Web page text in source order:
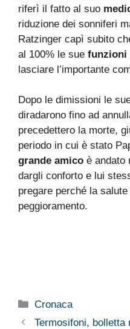
riferì il fatto al suo m
riduzione dei sonniferi
Ratzinger capì subito
al 100% le sue funzioni
lasciare l’importante
Dopo le dimissioni le
diradarono fino ad
precedettero la morte,
periodo in cui è stato
grande amico è andato
dargli conforto e lui
pregare perché la
peggioramento.
Categorie
Cronaca
Termosifoni, bolletta